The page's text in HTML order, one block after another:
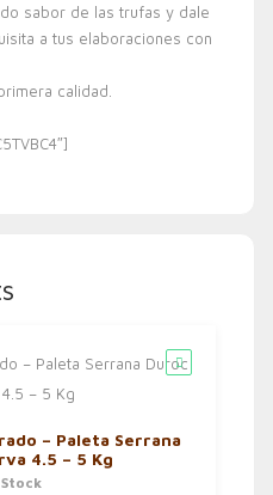
sabor de las trufas y dale
a tus elaboraciones con
calidad.
– Paleta Serrana
4.5 – 5 Kg